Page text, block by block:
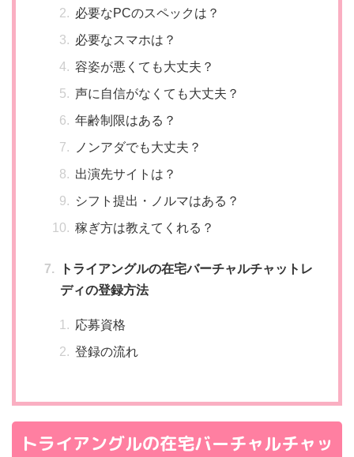
必要なPCのスペックは？
必要なスマホは？
容姿が悪くても大丈夫？
声に自信がなくても大丈夫？
年齢制限はある？
ノンアダでも大丈夫？
出演先サイトは？
シフト提出・ノルマはある？
稼ぎ方は教えてくれる？
トライアングルの在宅バーチャルチャットレ
ディの登録方法
応募資格
登録の流れ
トライアングルの在宅バーチャルチャッ